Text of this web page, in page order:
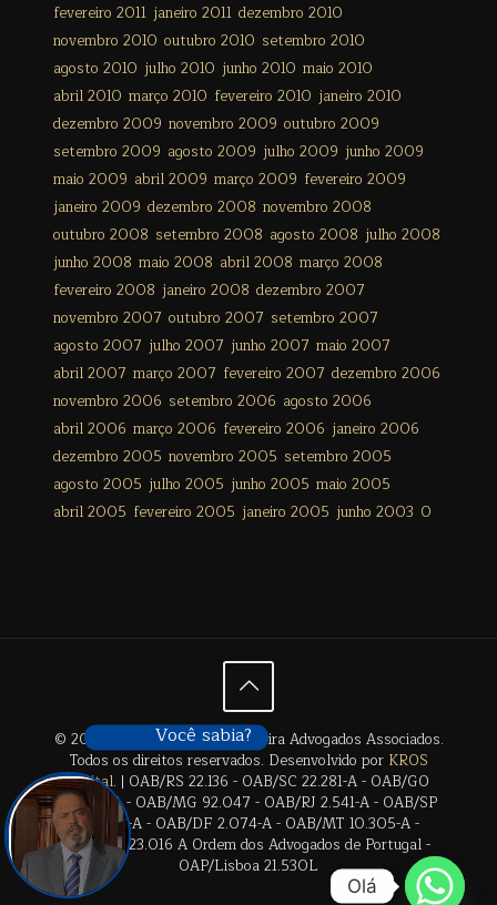
fevereiro 2011 janeiro 2011 dezembro 2010
novembro 2010 outubro 2010 setembro 2010
agosto 2010 julho 2010 junho 2010 maio 2010
abril 2010 março 2010 fevereiro 2010 janeiro 2010
dezembro 2009 novembro 2009 outubro 2009
setembro 2009 agosto 2009 julho 2009 junho 2009
maio 2009 abril 2009 março 2009 fevereiro 2009
janeiro 2009 dezembro 2008 novembro 2008
outubro 2008 setembro 2008 agosto 2008 julho 2008
junho 2008 maio 2008 abril 2008 março 2008
fevereiro 2008 janeiro 2008 dezembro 2007
novembro 2007 outubro 2007 setembro 2007
agosto 2007 julho 2007 junho 2007 maio 2007
abril 2007 março 2007 fevereiro 2007 dezembro 2006
novembro 2006 setembro 2006 agosto 2006
abril 2006 março 2006 fevereiro 2006 janeiro 2006
dezembro 2005 novembro 2005 setembro 2005
agosto 2005 julho 2005 junho 2005 maio 2005
abril 2005 fevereiro 2005 janeiro 2005 junho 2003 0
© 2024 Édison Freitas de Siqueira Advogados Associados.
Todos os direitos reservados. Desenvolvido por KROS
Digital. | OAB/RS 22.136 - OAB/SC 22.281-A - OAB/GO
28.659-A - OAB/MG 92.047 - OAB/RJ 2.541-A - OAB/SP
17.2838-A - OAB/DF 2.074-A - OAB/MT 10.305-A -
OAB/BA 23.016 A Ordem dos Advogados de Portugal -
OAP/Lisboa 21.530L
Você sabia?
Olá